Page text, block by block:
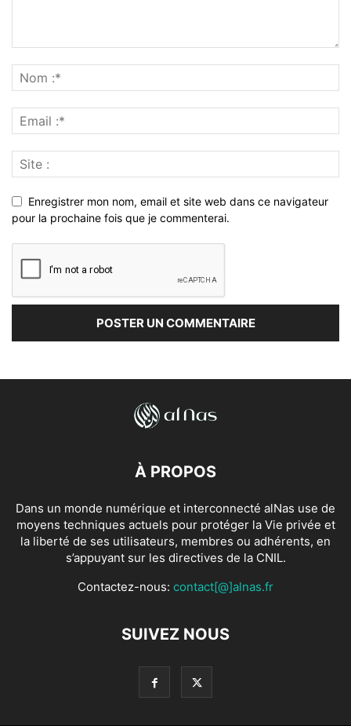
Enregistrer mon nom, email et site web dans ce navigateur
pour la prochaine fois que je commenterai.
À PROPOS
Dans un monde numérique et interconnecté alNas use de
moyens techniques actuels pour protéger la Vie privée et
la liberté de ses utilisateurs, membres ou adhérents, en
s’appuyant sur les directives de la CNIL.
Contactez-nous: contact[@]alnas.fr
SUIVEZ NOUS